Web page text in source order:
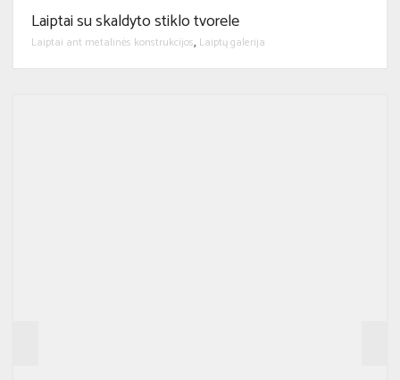
Laiptai su skaldyto stiklo tvorele
Laiptai ant metalinės konstrukcijos Laiptų galerija